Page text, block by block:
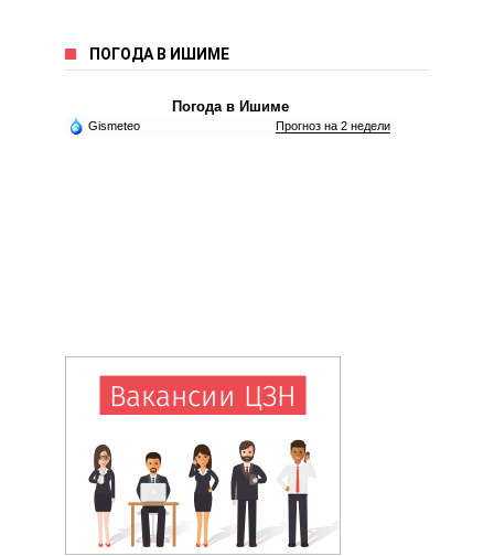
ПОГОДА В ИШИМЕ
Погода в Ишиме
Gismeteo Прогноз на 2 недели